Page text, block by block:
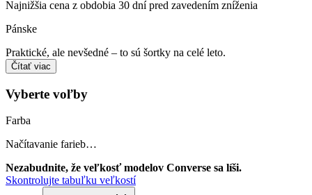
Najnižšia cena z obdobia 30 dní pred zavedením zníženia
Pánske
Praktické, ale nevšedné – to sú šortky na celé leto.
Čítať viac
Vyberte voľby
Farba
Načítavanie farieb…
Nezabudnite, že veľkosť modelov Converse sa líši.
Skontrolujte tabuľku veľkostí